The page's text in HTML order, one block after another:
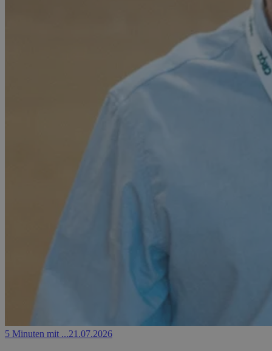
5 Minuten mit ...21.07.2026